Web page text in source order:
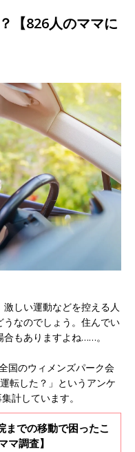
【826人のママに
しい運動などを控える人
なのでしょう。住んでい
もありますよね……。
国のウィメンズパーク会
転した？」というアンケ
計しています。
までの移動で困ったこ
マ調査】